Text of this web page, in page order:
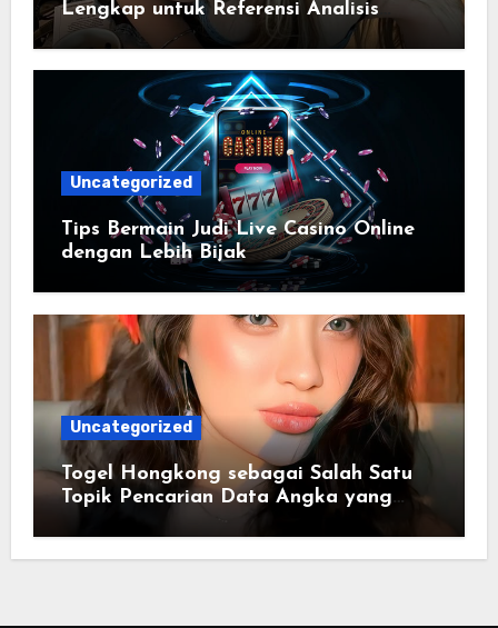
Lengkap untuk Referensi Analisis
Harian
Uncategorized
Tips Bermain Judi Live Casino Online
dengan Lebih Bijak
Uncategorized
Togel Hongkong sebagai Salah Satu
Topik Pencarian Data Angka yang